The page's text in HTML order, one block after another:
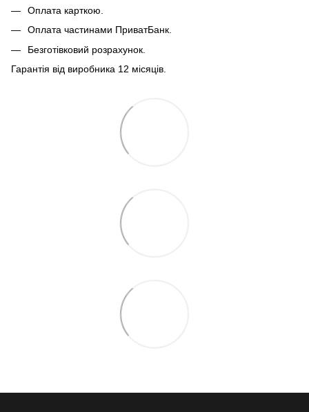
Оплата карткою.
Оплата частинами ПриватБанк.
Безготівковий розрахунок.
Гарантія від виробника 12 місяців.